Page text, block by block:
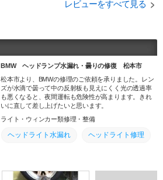
レビューをすべて見る
BMW ヘッドランプ水漏れ・曇りの修復 松本市
松本市より、BMWの修理のご依頼を承りました。レン
ズが水滴で曇って中の反射板も見えにくく光の透過率
も悪くなると、夜間運転も危険性が高まります。きれ
いに直して差し上げたいと思います。
ライト・ウィンカー類修理・整備
ヘッドライト水漏れ ヘッドライト修理